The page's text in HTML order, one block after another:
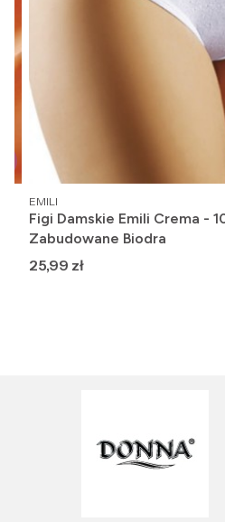
PRODUCENT
EMILI
Figi Damskie Emili Crema -
Zabudowane Biodra
Cena
25,99 zł